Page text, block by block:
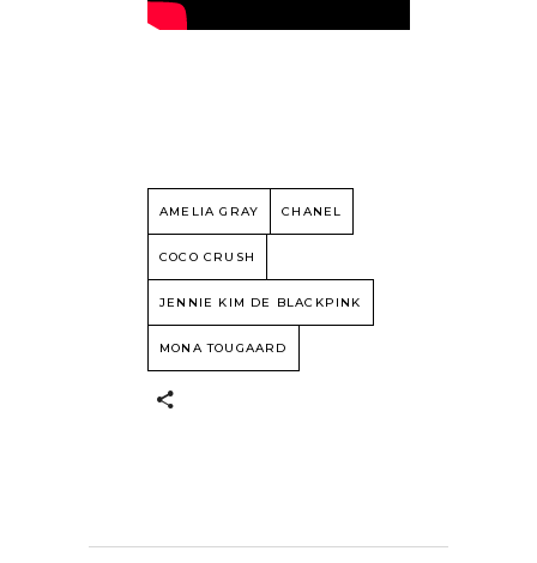
AMELIA GRAY CHANEL
COCO CRUSH
JENNIE KIM DE BLACKPINK
MONA TOUGAARD